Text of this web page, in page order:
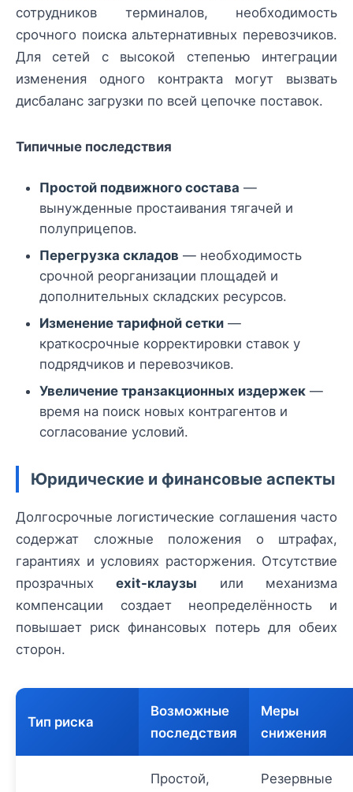
сотрудников терминалов, необходимость
срочного поиска альтернативных перевозчиков.
Для сетей с высокой степенью интеграции
изменения одного контракта могут вызвать
дисбаланс загрузки по всей цепочке поставок.
Типичные последствия
Простой подвижного состава —
вынужденные простаивания тягачей и
полуприцепов.
Перегрузка складов — необходимость
срочной реорганизации площадей и
дополнительных складских ресурсов.
Изменение тарифной сетки —
краткосрочные корректировки ставок у
подрядчиков и перевозчиков.
Увеличение транзакционных издержек —
время на поиск новых контрагентов и
согласование условий.
Юридические и финансовые аспекты
Долгосрочные логистические соглашения часто
содержат сложные положения о штрафах,
гарантиях и условиях расторжения. Отсутствие
прозрачныхexit-клаузы или механизма
компенсации создает неопределённость и
повышает риск финансовых потерь для обеих
сторон.
Тип риска
Возможные
последствия
Меры
снижения
Простой,
Резервные